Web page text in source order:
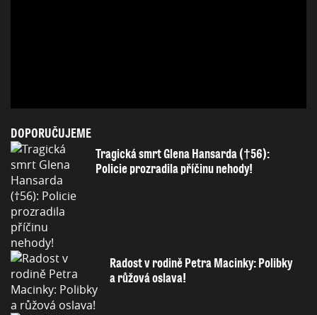
DOPORUČUJEME
Tragická smrt Glena Hansarda (†56):
Policie prozradila příčinu nehody!
Radost v rodině Petra Macinky: Polibky
a růžová oslava!